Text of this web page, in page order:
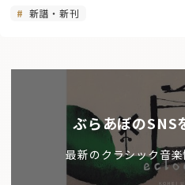
新譜・新刊
ぶらあぼのSNS
最新のクラシック音